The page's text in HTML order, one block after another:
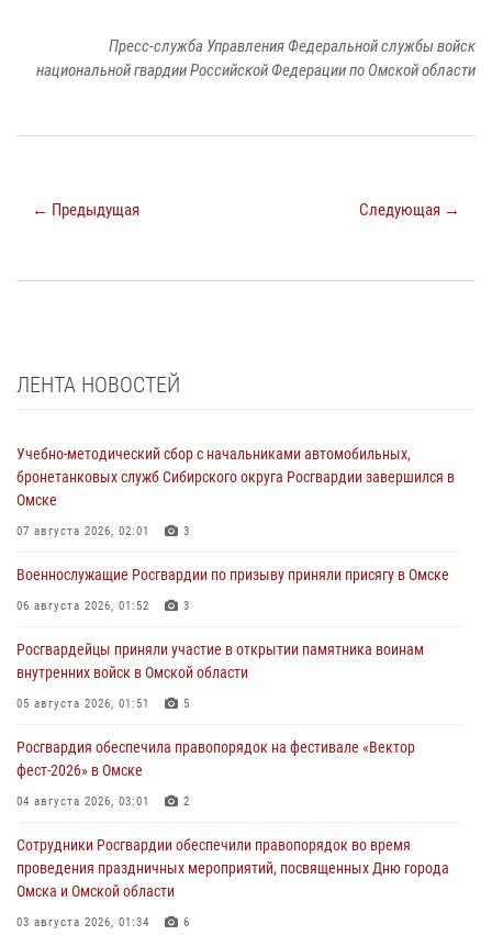
Пресс-служба Управления Федеральной службы войск
национальной гвардии Российской Федерации по Омской области
← Предыдущая Следующая →
ЛЕНТА НОВОСТЕЙ
Учебно-методический сбор с начальниками автомобильных,
бронетанковых служб Сибирского округа Росгвардии завершился в
Омске
07 августа 2026, 02:01 3
Военнослужащие Росгвардии по призыву приняли присягу в Омске
06 августа 2026, 01:52 3
Росгвардейцы приняли участие в открытии памятника воинам
внутренних войск в Омской области
05 августа 2026, 01:51 5
Росгвардия обеспечила правопорядок на фестивале «Вектор
фест-2026» в Омске
04 августа 2026, 03:01 2
Сотрудники Росгвардии обеспечили правопорядок во время
проведения праздничных мероприятий, посвященных Дню города
Омска и Омской области
03 августа 2026, 01:34 6